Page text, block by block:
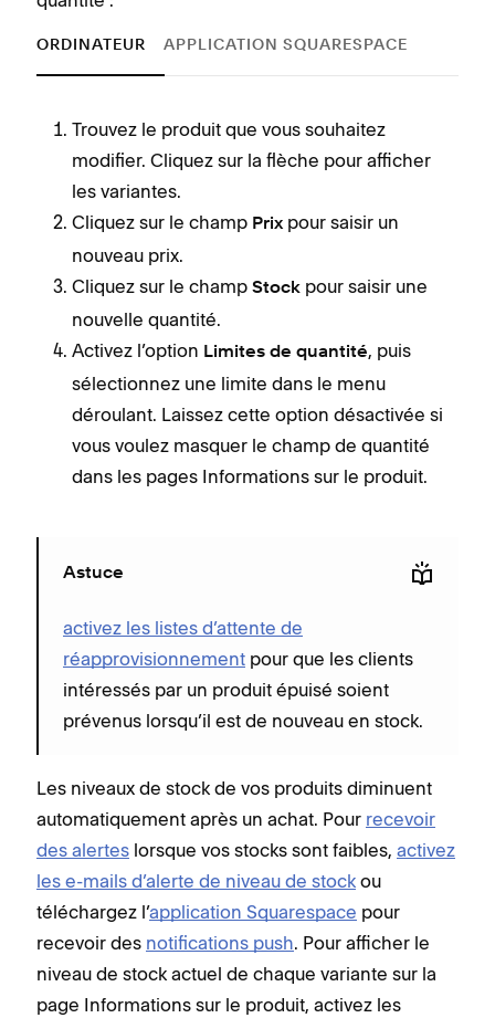
ORDINATEUR APPLICATION SQUARESPACE
Trouvez le produit que vous souhaitez
modifier. Cliquez sur la flèche pour afficher
les variantes.
Cliquez sur le champ Prix pour saisir un
nouveau prix.
Cliquez sur le champ Stock pour saisir une
nouvelle quantité.
Activez l’option Limites de quantité, puis
sélectionnez une limite dans le menu
déroulant. Laissez cette option désactivée si
vous voulez masquer le champ de quantité
dans les pages Informations sur le produit.
Astuce
activez les listes d’attente de
réapprovisionnement pour que les clients
intéressés par un produit épuisé soient
prévenus lorsqu’il est de nouveau en stock.
Les niveaux de stock de vos produits diminuent
automatiquement après un achat. Pour recevoir
des alertes lorsque vos stocks sont faibles, activez
les e-mails d’alerte de niveau de stock ou
téléchargez l’application Squarespace pour
recevoir des notifications push. Pour afficher le
niveau de stock actuel de chaque variante sur la
page Informations sur le produit, activez les